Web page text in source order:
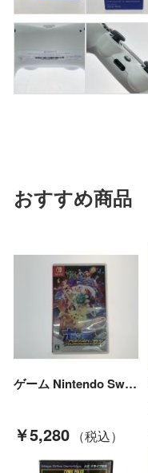
おすすめ商品
ゲーム Nintendo Switch ポッ拳 Bランク
￥5,280